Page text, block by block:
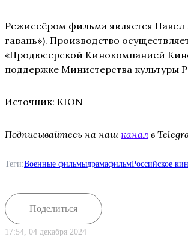
Режиссёром фильма является Павел
гавань»). Производство
«Продюсерской Кинокомпанией
поддержке Министерства культуры
Источник: KION
Подписывайтесь на наш канал в
Теги:Военные фильмыдрамафильмРоссийское
Поделиться
17:54, 04 декабря 2024